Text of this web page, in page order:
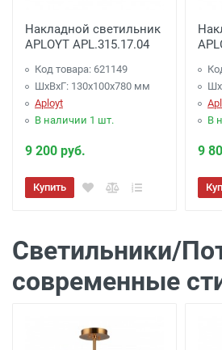
Накладной светильник
APLOYT APL.315.17.04
Код товара: 621149
ШхВхГ: 130x100x780 мм
Aployt
В наличии 1 шт.
9 200 руб.
Купить
В
9
Светильники/
современные